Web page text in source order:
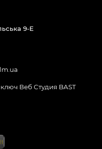
9-Е
ключ Веб Студия BAST